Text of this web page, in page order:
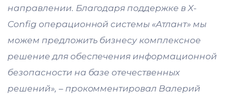
направлении. Благодаря поддержке в X-
Config операционной системы «Атлант» мы
можем предложить бизнесу комплексное
решение для обеспечения информационной
безопасности на базе отечественных
решений», – прокомментировал Валерий